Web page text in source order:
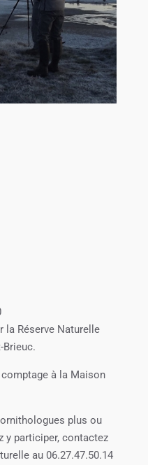
la Réserve Naturelle
Brieuc.
à la Maison
plus ou
y participer, contactez
au 06.27.47.50.14